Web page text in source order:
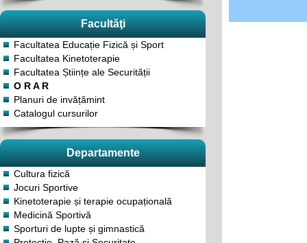
Facultăţi
Facultatea Educație Fizică și Sport
Facultatea Kinetoterapie
Facultatea Științe ale Securității
O R A R
Planuri de invățămint
Catalogul cursurilor
Departamente
Cultura fizică
Jocuri Sportive
Kinetoterapie și terapie ocupațională
Medicină Sportivă
Sporturi de lupte și gimnastică